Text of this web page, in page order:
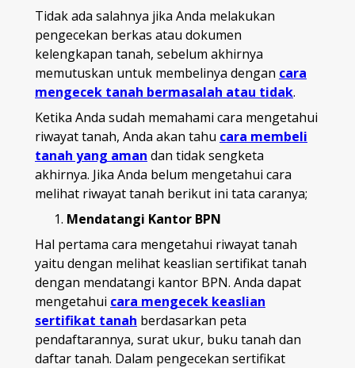
Tidak ada salahnya jika Anda melakukan
pengecekan berkas atau dokumen
kelengkapan tanah, sebelum akhirnya
memutuskan untuk membelinya dengan cara
mengecek tanah bermasalah atau tidak.
Ketika Anda sudah memahami cara mengetahui
riwayat tanah, Anda akan tahu cara membeli
tanah yang aman dan tidak sengketa
akhirnya. Jika Anda belum mengetahui cara
melihat riwayat tanah berikut ini tata caranya;
Mendatangi Kantor BPN
Hal pertama cara mengetahui riwayat tanah
yaitu dengan melihat keaslian sertifikat tanah
dengan mendatangi kantor BPN. Anda dapat
mengetahui cara mengecek keaslian
sertifikat tanah berdasarkan peta
pendaftarannya, surat ukur, buku tanah dan
daftar tanah. Dalam pengecekan sertifikat